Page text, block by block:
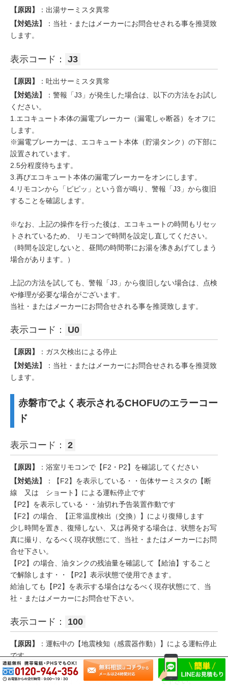
【原因】
：出湯サーミスタ異常
【対処法】
：当社・またはメーカーにお問合せされる事を推奨致
します。
表示コード： J3
【原因】
：吐出サーミスタ異常
【対処法】
：警報「J3」が発生した場合は、以下の方法をお試し
ください。
1.エコキュート本体の漏電ブレーカー（漏電しゃ断器）をオフに
します。
※漏電ブレーカーは、エコキュート本体（貯湯タンク）の下部に
設置されています。
2.5分程度待ちます。
3.再びエコキュート本体の漏電ブレーカーをオンにします。
4.リモコンから「ピピッ」という音が鳴り、警報「J3」から復旧
することを確認します。
※なお、上記の操作を行った後は、エコキュートの時間もリセッ
トされているため、 リモコンで時間を設定し直してください。
（時間を設定しないと、昼間の時間帯にお湯を沸きあげてしまう
場合があります。）
上記の方法を試しても、警報「J3」から復旧しない場合は、点検
や修理が必要な場合がございます。
当社・またはメーカーにお問合せされる事を推奨致します。
表示コード： U0
【原因】
：ガス欠検出による停止
【対処法】
：当社・またはメーカーにお問合せされる事を推奨致
します。
赤磐市でよく表示されるCHOFUのエラーコー
ド
表示コード： 2
【原因】
：浴室リモコンで【F2・P2】を確認してください
【対処法】
：【F2】を表示している・・缶体サーミスタの【断
線 又は ショート】による運転停止です
【P2】を表示している・・油切れ予告装置作動です
【F2】の場合、【正常温度検出（交換）】により復帰します
少し時間を置き、復帰しない、又は再発する場合は、状態をお写
真に撮り、なるべく現存状態にて、当社・またはメーカーにお問
合せ下さい。
【P2】の場合、油タンクの残油量を確認して【給油】すること
で解除します・・【P2】表示状態で使用できます。
給油しても【P2】を表示する場合はなるべく現存状態にて、当
社・またはメーカーにお問合せ下さい。
表示コード： 100
【原因】
：運転中の【地震検知（感震器作動）】による運転停止
です
【対処法】：運転中、給湯器に【人】がぶつかったり、【車】の
震動で【警報】になる場合があります。確認して下さい。